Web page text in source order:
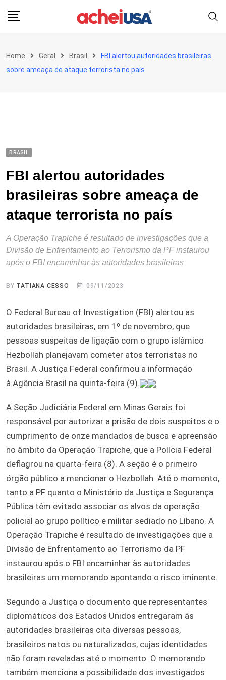
Home Geral Brasil
FBI alertou autoridades brasileiras
sobre ameaça de ataque terrorista no país
BRASIL
FBI alertou autoridades
brasileiras sobre ameaça de
ataque terrorista no país
A Operação Trapiche é resultado de investigações que a
Divisão de Enfrentamento ao Terrorismo da PF instaurou
após o FBI encaminhar às autoridades brasileiras
BY TATIANA CESSO 09/11/2023
O Federal Bureau of Investigation (FBI) alertou as
autoridades brasileiras, em 1º de novembro, que
pessoas suspeitas de ligação com o grupo islâmico
Hezbollah planejavam cometer atos terroristas no
Brasil. A Justiça Federal confirmou a informação
à Agência Brasil na quinta-feira (9).
A Seção Judiciária Federal em Minas Gerais foi
responsável por autorizar a prisão de dois suspeitos e o
cumprimento de onze mandados de busca e apreensão
no âmbito da Operação Trapiche, que a Polícia Federal
deflagrou na quarta-feira (8). A seção é o primeiro
órgão público a mencionar o Hezbollah. Até o momento,
tanto a PF quanto o Ministério da Justiça e Segurança
Pública têm evitado associar os alvos da operação
policial ao grupo político e militar sediado no Líbano. A
Operação Trapiche é resultado de investigações que a
Divisão de Enfrentamento ao Terrorismo da PF
instaurou após o FBI encaminhar às autoridades
brasileiras um memorando apontando o risco iminente.
Segundo a Justiça o documento que representantes
diplomáticos dos Estados Unidos entregaram às
autoridades brasileiras cita diversas pessoas,
brasileiros natos ou naturalizados, cujas identidades
não foram reveladas até o momento. O memorando
também menciona a possibilidade dos investigados